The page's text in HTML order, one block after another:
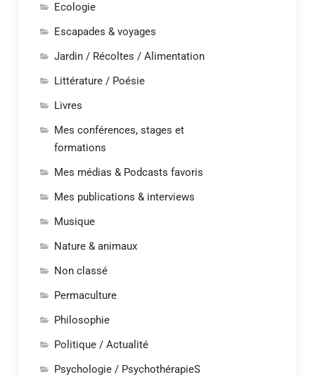
Ecologie
Escapades & voyages
Jardin / Récoltes / Alimentation
Littérature / Poésie
Livres
Mes conférences, stages et
formations
Mes médias & Podcasts favoris
Mes publications & interviews
Musique
Nature & animaux
Non classé
Permaculture
Philosophie
Politique / Actualité
Psychologie / PsychothérapieS